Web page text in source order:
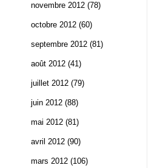
novembre 2012 (78)
octobre 2012 (60)
septembre 2012 (81)
août 2012 (41)
juillet 2012 (79)
juin 2012 (88)
mai 2012 (81)
avril 2012 (90)
mars 2012 (106)